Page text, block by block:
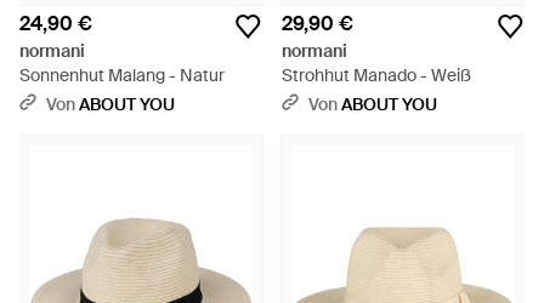
24,90 €
normani
Sonnenhut Malang - Natur
VonABOUT YOU
29,90 €
normani
Strohhut Manado - Weiß
VonABOUT YOU